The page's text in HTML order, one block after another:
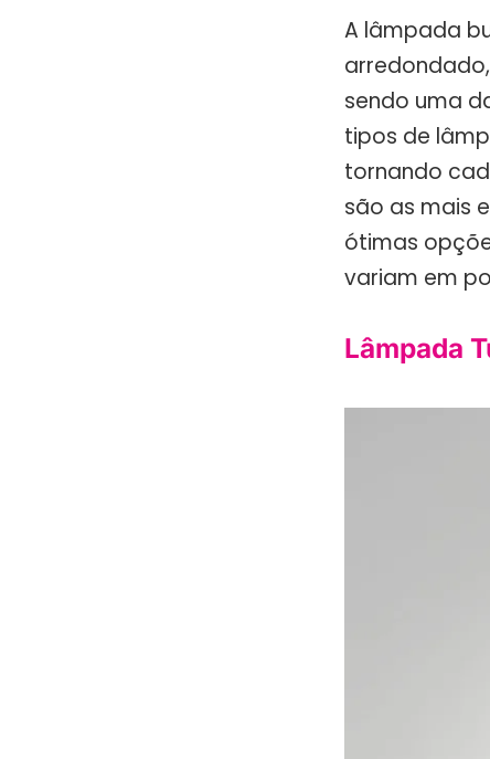
A lâmpada
sendo uma
tipos de
tornando
são as mais
ótimas
variam em
Lâmpada